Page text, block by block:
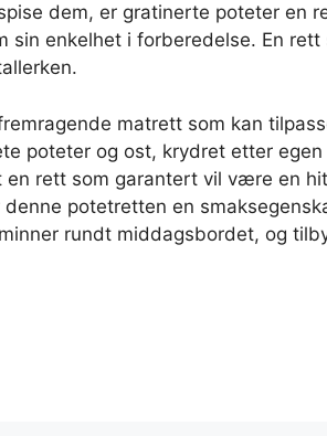
dem, er gratinerte poteter en
sin enkelhet i forberedelse. En
matrett som kan
poteter og ost, krydret etter egen
rett som garantert vil være en
potetretten en
rundt middagsbordet, og